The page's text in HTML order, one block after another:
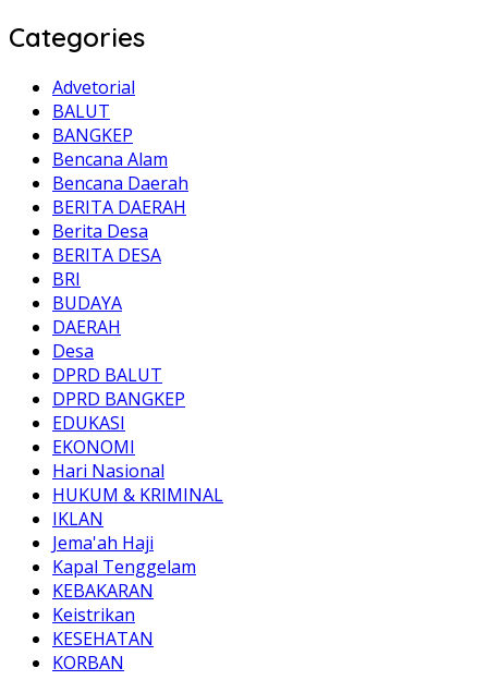
Categories
Advetorial
BALUT
BANGKEP
Bencana Alam
Bencana Daerah
BERITA DAERAH
Berita Desa
BERITA DESA
BRI
BUDAYA
DAERAH
Desa
DPRD BALUT
DPRD BANGKEP
EDUKASI
EKONOMI
Hari Nasional
HUKUM & KRIMINAL
IKLAN
Jema'ah Haji
Kapal Tenggelam
KEBAKARAN
Keistrikan
KESEHATAN
KORBAN